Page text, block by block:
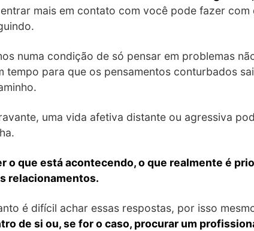
mais em contato com você pode fazer
numa condição de só pensar em problemas
tempo para que os pensamentos conturbados
uma vida afetiva distante ou agressiva
o que está acontecendo, o que realmente é
relacionamentos.
é difícil achar essas respostas, por isso
de si ou, se for o caso, procurar um